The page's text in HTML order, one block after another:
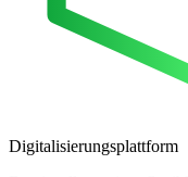
Digitalisierungsplattform